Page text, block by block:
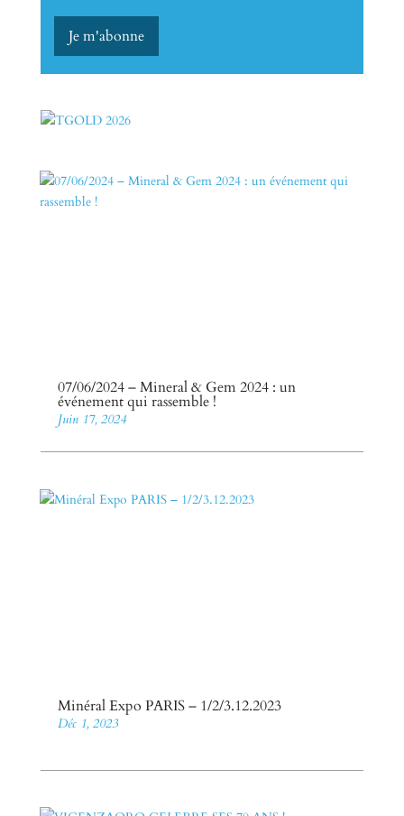
07/06/2024 – Mineral & Gem 2024 : un
événement qui rassemble !
Juin 17, 2024
Minéral Expo PARIS – 1/2/3.12.2023
Déc 1, 2023